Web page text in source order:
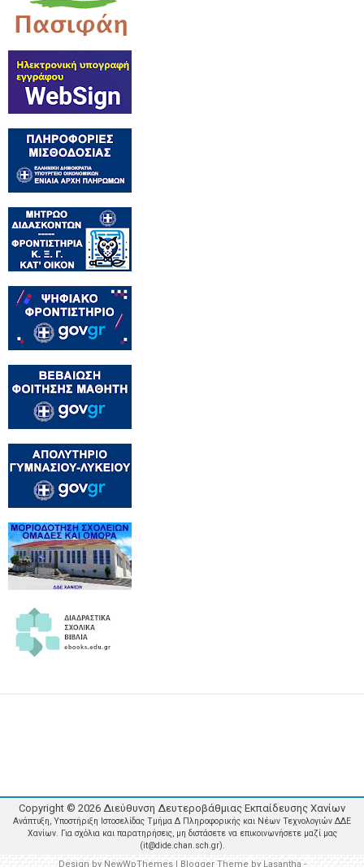
Copyright © 2026 Διεύθυνση Δευτεροβάθμιας Εκπαίδευσης Χανίων
Ανάπτυξη, Υποστήριξη Ιστοσελίδας Τμήμα Δ Πληροφορικής και Νέων Τεχνολογιών ΔΔΕ
Χανίων. Για σχόλια και παρατηρήσεις, μη διστάσετε να επικοινωνήσετε μαζί μας
(it@dide.chan.sch.gr).
Design byNewWpThemes| Blogger Theme byLasantha -